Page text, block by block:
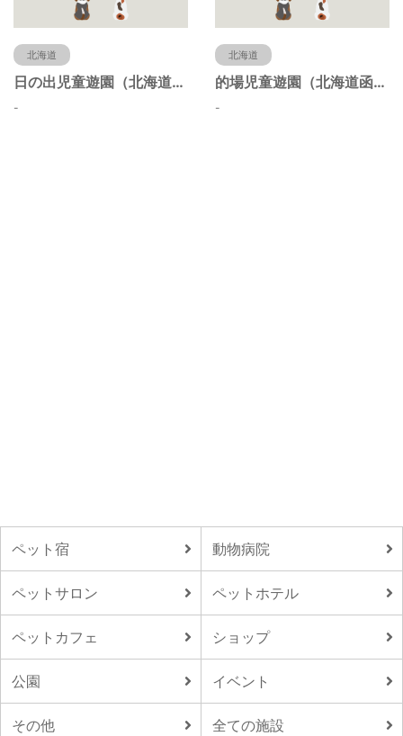
北海道
日の出児童遊園（北海道函館市）
-
北海道
的場児童遊園（北海道函館市）
-
ペット宿 動物病院
ペットサロン ペットホテル
ペットカフェ ショップ
公園 イベント
その他 全ての施設